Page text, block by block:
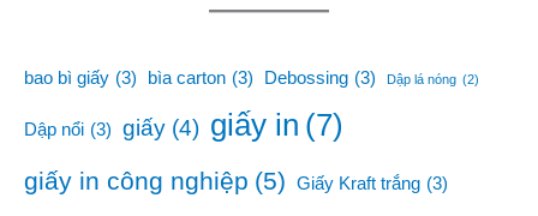
bao bì giấy (3) bìa carton (3) Debossing (3) Dập lá nóng (2)
Dập nổi (3) giấy (4) giấy in (7)
giấy in công nghiệp (5) Giấy Kraft trắng (3)